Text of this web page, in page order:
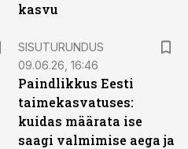
kasvu
SISUTURUNDUS
09.06.26, 16:46
Paindlikkus Eesti
taimekasvatuses:
kuidas määrata ise
saagi valmimise aega ja